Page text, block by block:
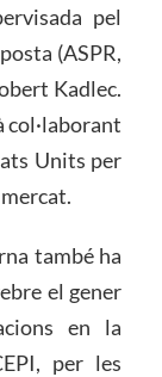
pel
(ASPR,
Kadlec.
col·laborant
Units per
també ha
el gener
en la
per les